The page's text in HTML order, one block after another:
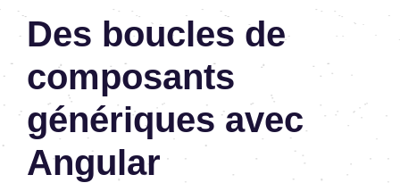
Des boucles de
composants
génériques avec
Angular